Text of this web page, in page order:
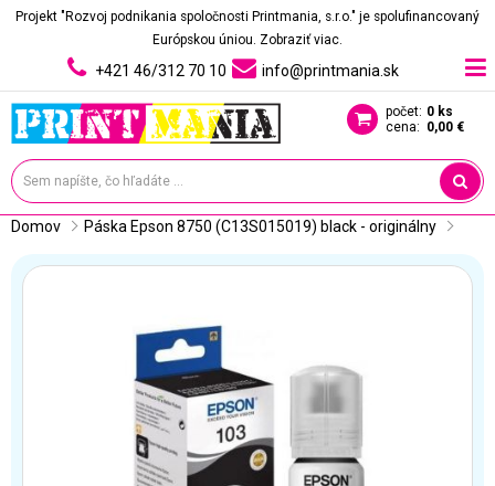
Projekt "Rozvoj podnikania spoločnosti Printmania, s.r.o." je spolufinancovaný
Európskou úniou. Zobraziť viac.
+421 46/312 70 10 info@printmania.sk
počet: 0 ks
cena: 0,00 €
Domov Páska Epson 8750 (C13S015019) black - originálny